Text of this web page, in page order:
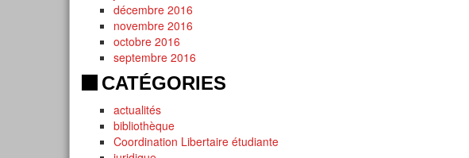
décembre 2016
novembre 2016
octobre 2016
septembre 2016
CATÉGORIES
actualités
bibliothèque
Coordination Libertaire étudiante